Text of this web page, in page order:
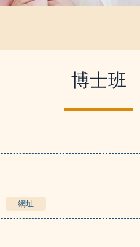
博士班
網址